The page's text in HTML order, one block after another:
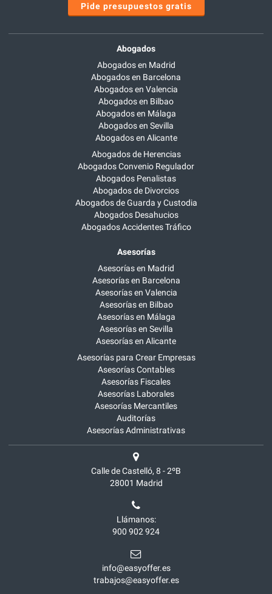
Pide presupuestos gratis
Abogados
Abogados en Madrid
Abogados en Barcelona
Abogados en Valencia
Abogados en Bilbao
Abogados en Málaga
Abogados en Sevilla
Abogados en Alicante
Abogados de Herencias
Abogados Convenio Regulador
Abogados Penalistas
Abogados de Divorcios
Abogados de Guarda y Custodia
Abogados Desahucios
Abogados Accidentes Tráfico
Asesorías
Asesorías en Madrid
Asesorías en Barcelona
Asesorías en Valencia
Asesorías en Bilbao
Asesorías en Málaga
Asesorías en Sevilla
Asesorías en Alicante
Asesorías para Crear Empresas
Asesorías Contables
Asesorías Fiscales
Asesorías Laborales
Asesorías Mercantiles
Auditorías
Asesorías Administrativas
Calle de Castelló, 8 - 2ºB
28001 Madrid
Llámanos:
900 902 924
info@easyoffer.es
trabajos@easyoffer.es